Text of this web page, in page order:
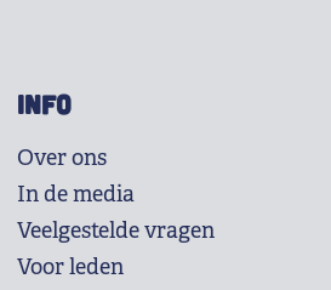
INFO
Over ons
In de media
Veelgestelde vragen
Voor leden